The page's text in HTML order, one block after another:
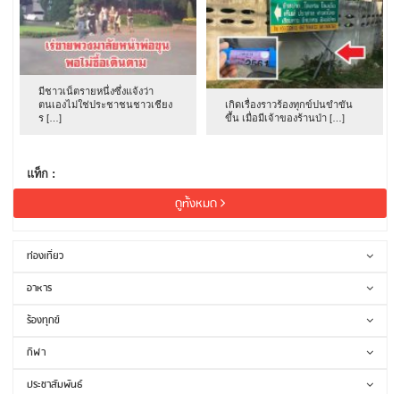
มีชาวเน็ตรายหนึ่งซึ่งแจ้งว่า
ตนเองไม่ใช่ประชาชนชาวเชียง
ร […]
เกิดเรื่องราวร้องทุกข์ปนขำขัน
ขึ้น เมื่อมีเจ้าของร้านป่า […]
แท็ก :
ดูทั้งหมด
ท่องเที่ยว
อาหาร
ร้องทุกข์
กีฬา
ประชาสัมพันธ์